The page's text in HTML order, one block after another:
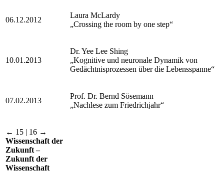
06.12.2012
Laura McLardy
„Crossing the room by one step“
10.01.2013
Dr. Yee Lee Shing
„Kognitive und neuronale Dynamik von
Gedächtnisprozessen über die Lebensspanne“
07.02.2013
Prof. Dr. Bernd Sösemann
„Nachlese zum Friedrichjahr“
← 15 | 16 →
Wissenschaft der
Zukunft –
Zukunft der
Wissenschaft